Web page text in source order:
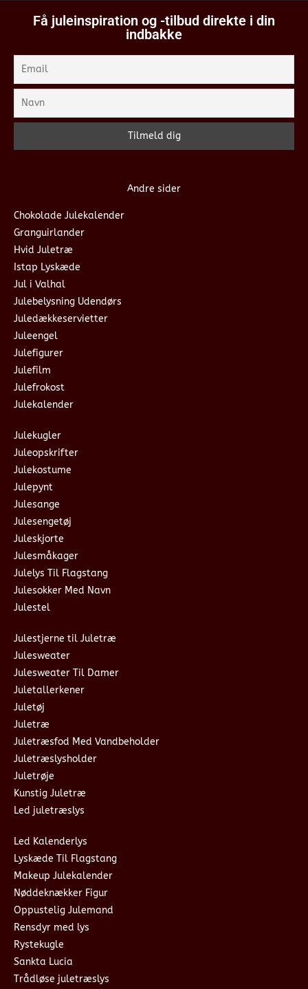
Få juleinspiration og -tilbud direkte i din
indbakke
Andre sider
Chokolade Julekalender
Granguirlander
Hvid Juletræ
Istap Lyskæde
Jul i Valhal
Julebelysning Udendørs
Juledækkeservietter
Juleengel
Julefigurer
Julefilm
Julefrokost
Julekalender
Julekugler
Juleopskrifter
Julekostume
Julepynt
Julesange
Julesengetøj
Juleskjorte
Julesmåkager
Julelys Til Flagstang
Julesokker Med Navn
Julestel
Julestjerne til Juletræ
Julesweater
Julesweater Til Damer
Juletallerkener
Juletøj
Juletræ
Juletræsfod Med Vandbeholder
Juletræslysholder
Juletrøje
Kunstig Juletræ
Led juletræslys
Led Kalenderlys
Lyskæde Til Flagstang
Makeup Julekalender
Nøddeknækker Figur
Oppustelig Julemand
Rensdyr med lys
Rystekugle
Sankta Lucia
Trådløse juletræslys